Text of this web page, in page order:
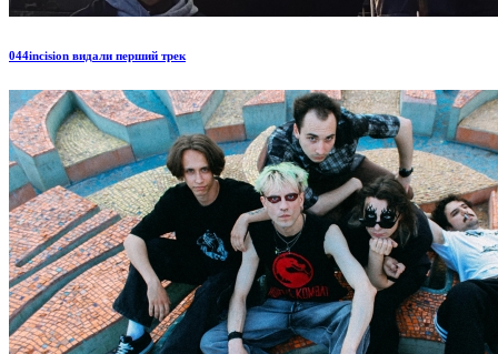
044incision видали перший трек